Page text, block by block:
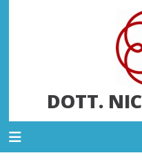
DOTT.